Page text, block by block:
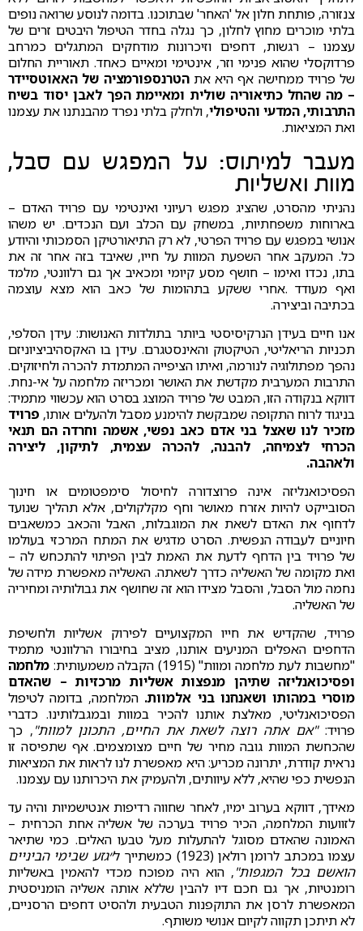
צנזורה, פותחת חלון אל 'האחר' שבתוכנו. בדומה לנוסע שרואה נופים
בלתי מוכרים מחוץ לחלון, כך נגלה בחדר הטיפול היבטים זרים של
עצמנו – רגשות, דחפים וזיכרונות מודחקים המתגלים כמרחב
פרדוקסלי שהוא פנימי וזר, אינטימי ומאיים כאחד. תאוריית החלום
של פרויד ממחישה אף היא אתהטרנספורמציה של האאוטסיידר
– מה שהחל כתיאוריה שולית ומאיימת הפך לאבן יסוד בשיח
התרבותי, המדעי והטיפולי, ולחלק בלתי נפרד מהבנתנו את עצמנו
ואת המציאות.
מעבר למיתוס: על המפגש עם סבל,
מוות ואשליות
נהניתי מהסרט, שהציג מפגש רעיוני ואינטימי עם פרויד האדם –
בארוחות משפחתיות, במשחק עם הכלב ועם הנכדים. יש משהו
אנושי במפגש עם פרויד הפרטי, לא רק התיאורטיקן הסמכותי והיודע
כל. המעקב אחר השפעת המוות על חייו, שאיבד בזה אחר זה את
בתו, נכדו ואימו – חושף מסע קיומי ומכאיב אך גם רלוונטי, מלמד
ואף מעודד .אחרי ששקע בתהומות של כאב הוא מצא עוצמה
בכתיבה וביצירה.
אנו חיים בעידן הנרקיסיסטי ביותר בתולדות האנושות: עידן הסלפי,
תכניות הריאליטי, הטיקטוק והאינסטגרם. עידן בו האקסהיביציוניזם
נהפך מפתולוגיה לנורמה, ואיתו הציפייה המתמדת להכרה ולחיזוקים.
התרבות המערבית מקדשת את האושר ומכריזה מלחמה על אי-נחת.
דווקא בנקודה הזו, המבט של פרויד המוצג בסרט הוא עכשווי מתמיד:
בניגוד לרוח התקופה שמבקשת להימנע מסבל ולהעלים אותו, פרויד
מזכיר לנו שאצל בני אדם כאב נפשי, אשמה וחרדה הם תנאי
הכרחי לצמיחה, להבנה, להכרה עצמית, לתיקון, ליצירה
ולאהבה.
הפסיכואנליזה אינה פרוצדורה לחיסול סימפטומים או חינוך
הסובייקט להיות אזרח מאושר וחף מקלקולים, אלא תהליך שנועד
לדחוף את האדם לשאת את המוגבלות, האבל והכאב כמשאבים
חיוניים לעבודה הנפשית. הסרט מדגיש את המתח המרכזי בעולמו
של פרויד בין הדחף לדעת את האמת לבין הפיתוי להתכחש לה –
ואת מקומה של האשליה כדרך לשאתה. האשליה מאפשרת מידה של
נחמה מול הסבל, והסבל מצידו הוא זה שחושף את גבולותיה ומחיריה
של האשליה.
פרויד, שהקדיש את חייו המקצועיים לפירוק אשליות ולחשיפת
הדחפים האפלים המניעים אותנו, מציב בחיבורו הרלוונטי מתמיד
"מחשבות לעת מלחמה ומוות" (1915) הקבלה משמעותית:
מלחמה
ופסיכואנליזה שתיהן מנפצות אשליות מרכזיות – שהאדם
מוסרי במהותו ושאנחנו בני אלמוות. המלחמה, בדומה לטיפול
הפסיכואנליטי, מאלצת אותנו להכיר במוות ובמגבלותינו. כדברי
פרויד:"אם אתה רוצה לשאת את החיים, התכונן למוות", כך
שהכחשת המוות גובה מחיר של חיים מצומצמים. אף שתפיסה זו
נראית קודרת, יתרונה מכריע: היא מאפשרת לנו לראות את המציאות
הנפשית כפי שהיא, ללא עיוותים, ולהעמיק את היכרותנו עם עצמנו.
מאידך, דווקא בערוב ימיו, לאחר שחווה רדיפות אנטישמיות והיה עד
לזוועות המלחמה, הכיר פרויד בערכה של אשליה אחת הכרחית –
האמונה שהאדם מסוגל להתעלות מעל טבעו האלים. כמי שתיאר
עצמו במכתב לרומן רולאן (1923) כמשתייך ל
״גזע שבימי הביניים
הואשם בכל המגפות", הוא היה מפוכח מכדי להאמין באשליות
רומנטיות, אך גם חכם דיו להבין שללא אותה אשליה הומניסטית
המאפשרת לרסן את התוקפנות הטבעית ולהסיט דחפים הרסניים,
לא תיתכן תקווה לקיום אנושי משותף.